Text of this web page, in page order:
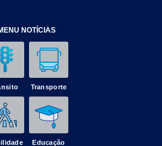
NOTÍCIAS
Transporte
Educação